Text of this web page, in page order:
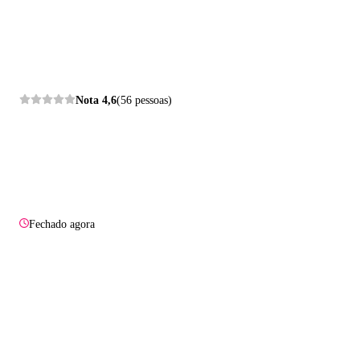
Nota 4,6(56 pessoas)
Fechado agora